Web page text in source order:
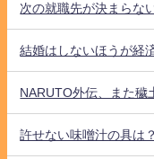
次の就職先が決まらな
結婚はしないほうが経
NARUTO外伝、また穢
許せない味噌汁の具は？